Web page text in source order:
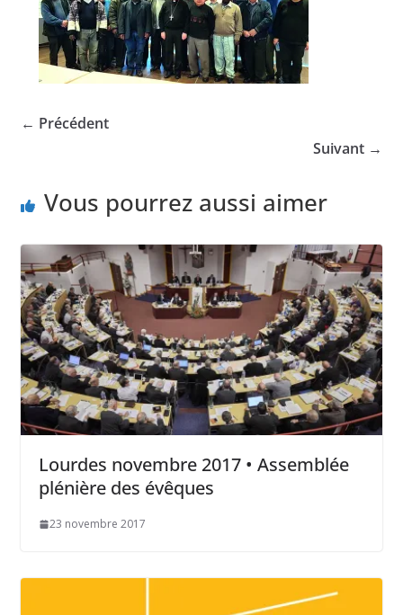
← Précédent
Suivant →
Vous pourrez aussi aimer
Lourdes novembre 2017 • Assemblée
plénière des évêques
23 novembre 2017